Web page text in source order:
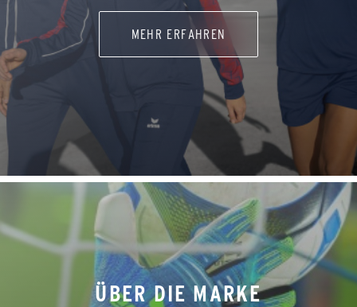
MEHR ERFAHREN
ÜBER DIE MARKE